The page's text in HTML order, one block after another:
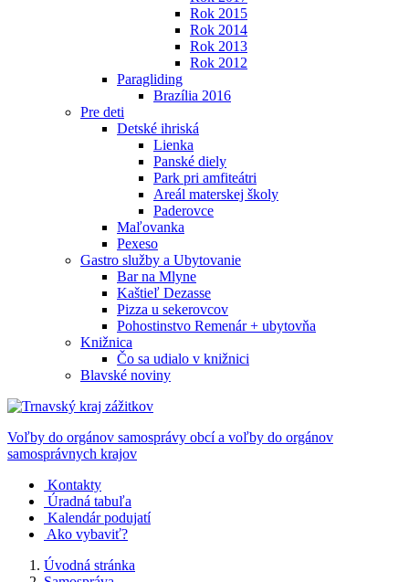
Rok 2015
Rok 2014
Rok 2013
Rok 2012
Paragliding
Brazília 2016
Pre deti
Detské ihriská
Lienka
Panské diely
Park pri amfiteátri
Areál materskej školy
Paderovce
Maľovanka
Pexeso
Gastro služby a Ubytovanie
Bar na Mlyne
Kaštieľ Dezasse
Pizza u sekerovcov
Pohostinstvo Remenár + ubytovňa
Knižnica
Čo sa udialo v knižnici
Blavské noviny
Voľby do orgánov samosprávy obcí a voľby do orgánov
samosprávnych krajov
Kontakty
Úradná tabuľa
Kalendár podujatí
Ako vybaviť?
Úvodná stránka